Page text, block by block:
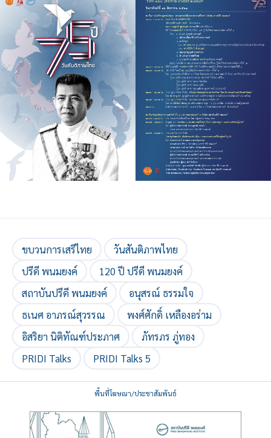
ขบวนการเสรีไทย
วันสันติภาพไทย
ปรีดี พนมยงค์
120 ปี ปรีดี พนมยงค์
สถาบันปรีดี พนมยงค์
อนุสรณ์ ธรรมใจ
ธเนศ อาภรณ์สุวรรณ
พงศ์ศักดิ์ เหลืองอร่าม
อิสริยา นิติทัณฑ์ประภาศ
ภัทรภร ภู่ทอง
PRIDI Talks
PRIDI Talks 5
พื้นที่โฆษณา/ประชาสัมพันธ์